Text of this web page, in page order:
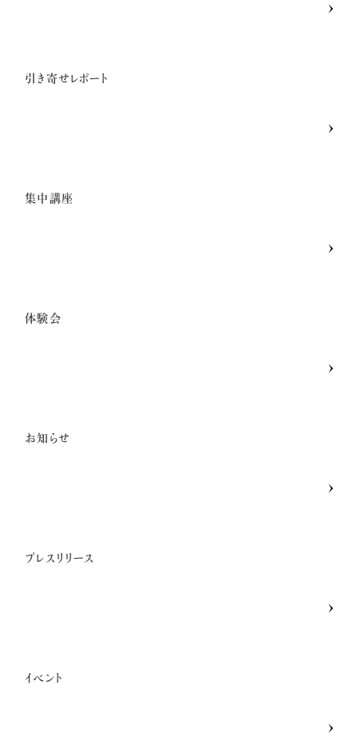
億楽®ストーリー
講座卒業生の喜びの声
引き寄せレポート
集中講座
体験会
お知らせ
プレスリリース
イベント